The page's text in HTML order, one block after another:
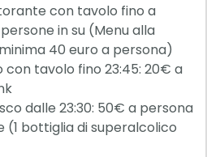
con tavolo fino a
in su (Menu alla
40 euro a persona)
con tavolo fino 23:45: 20€ a
dalle 23:30: 50€ a persona
(1 bottiglia di superalcolico